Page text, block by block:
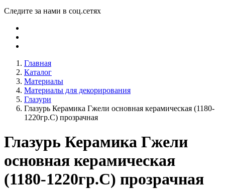
Следите за нами в соц.сетях
Главная
Каталог
Материалы
Материалы для декорирования
Глазури
Глазурь Керамика Гжели основная керамическая (1180-
1220гр.С) прозрачная
Глазурь Керамика Гжели
основная керамическая
(1180-1220гр.С) прозрачная